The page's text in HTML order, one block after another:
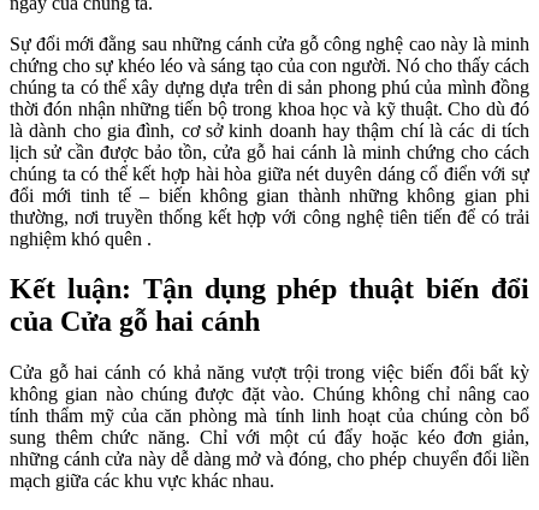
Sự đổi mới đằng sau những cánh cửa gỗ công nghệ cao này là minh
chứng cho sự khéo léo và sáng tạo của con người. Nó cho thấy cách
chúng ta có thể xây dựng dựa trên di sản phong phú của mình đồng
thời đón nhận những tiến bộ trong khoa học và kỹ thuật. Cho dù đó
là dành cho gia đình, cơ sở kinh doanh hay thậm chí là các di tích
lịch sử cần được bảo tồn, cửa gỗ hai cánh là minh chứng cho cách
chúng ta có thể kết hợp hài hòa giữa nét duyên dáng cổ điển với sự
đổi mới tinh tế – biến không gian thành những không gian phi
thường, nơi truyền thống kết hợp với công nghệ tiên tiến để có trải
nghiệm khó quên .
Kết luận: Tận dụng phép thuật biến đổi
của Cửa gỗ hai cánh
Cửa gỗ hai cánh có khả năng vượt trội trong việc biến đổi bất kỳ
không gian nào chúng được đặt vào. Chúng không chỉ nâng cao
tính thẩm mỹ của căn phòng mà tính linh hoạt của chúng còn bổ
sung thêm chức năng. Chỉ với một cú đẩy hoặc kéo đơn giản,
những cánh cửa này dễ dàng mở và đóng, cho phép chuyển đổi liền
mạch giữa các khu vực khác nhau.